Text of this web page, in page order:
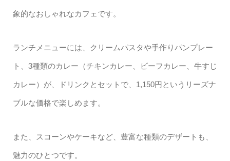
象的なおしゃれなカフェです。
ランチメニューには、クリームパスタや手作りパンプレー
ト、3種類のカレー（チキンカレー、ビーフカレー、牛すじ
カレー）が、ドリンクとセットで、1,150円というリーズナ
ブルな価格で楽しめます。
また、スコーンやケーキなど、豊富な種類のデザートも、
魅力のひとつです。